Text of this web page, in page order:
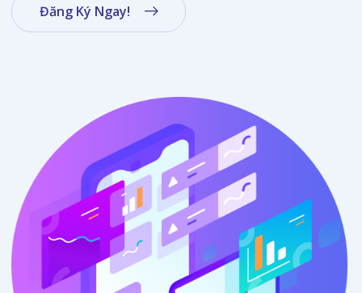
Đăng Ký Ngay!